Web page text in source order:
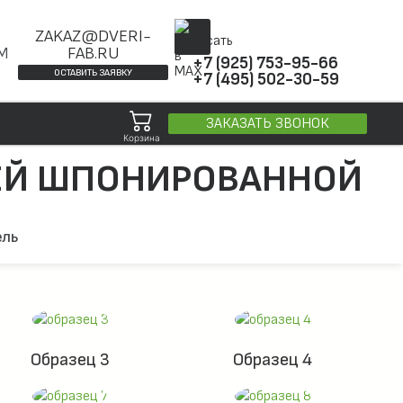
ZAKAZ@DVERI-
FAB.RU
ОСТАВИТЬ ЗАЯВКУ +7 (925) 753-95-66
+7 (495) 502-30-59
Корзина
ЗАКАЗАТЬ ЗВОНОК
ШПОНИРОВАННОЙ
Образец 3 Образец 4